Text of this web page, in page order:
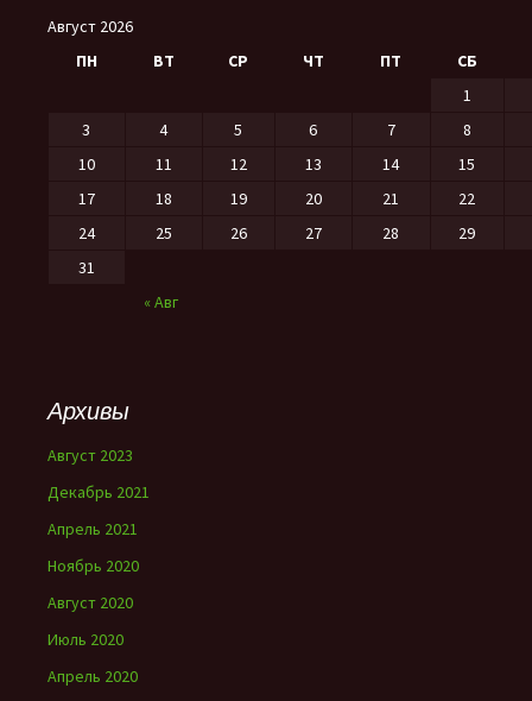
Август 2026
ПН
ВТ СР ЧТ ПТ СБ
« Авг
1
3
4 5 6 7
8
10
11 12 13 14
15
17
18 19 20 21
22
24
25 26 27 28
29
31
Архивы
Август 2023
Декабрь 2021
Апрель 2021
Ноябрь 2020
Август 2020
Июль 2020
Апрель 2020